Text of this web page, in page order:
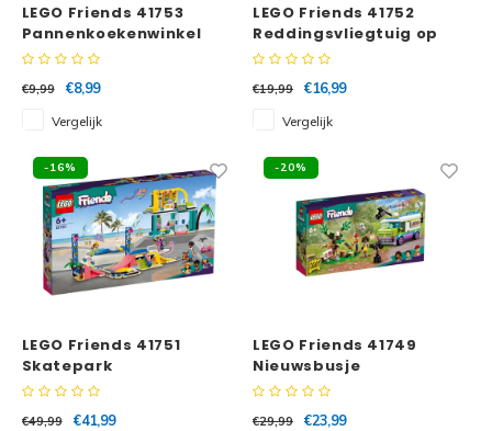
LEGO Friends 41753
Pannenkoekenwinkel
€9,99
€8,99
Vergelijk
LEGO Friends 41752
Reddingsvliegtuig op
zee
€19,99
€16,99
Vergelijk
-16%
LEGO Friends 41751
Skatepark
€49,99
€41,99
-20%
LEGO Friends 41749
Nieuwsbusje
€29,99
€23,99